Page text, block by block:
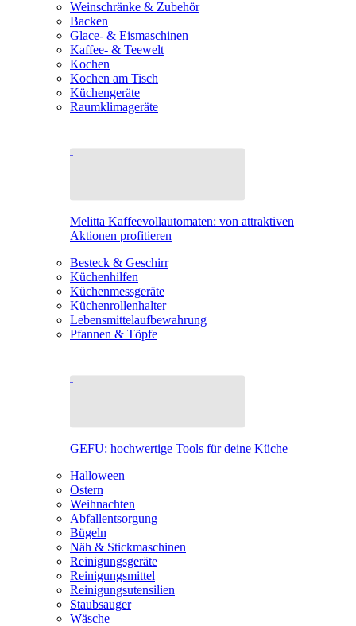
Weinschränke & Zubehör
Backen
Glace- & Eismaschinen
Kaffee- & Teewelt
Kochen
Kochen am Tisch
Küchengeräte
Raumklimageräte
Melitta Kaffeevollautomaten: von attraktiven
Aktionen profitieren
Besteck & Geschirr
Küchenhilfen
Küchenmessgeräte
Küchenrollenhalter
Lebensmittelaufbewahrung
Pfannen & Töpfe
GEFU: hochwertige Tools für deine Küche
Halloween
Ostern
Weihnachten
Abfallentsorgung
Bügeln
Näh & Stickmaschinen
Reinigungsgeräte
Reinigungsmittel
Reinigungsutensilien
Staubsauger
Wäsche